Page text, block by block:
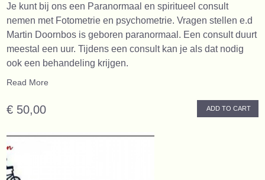
Je kunt bij ons een Paranormaal en spiritueel consult
nemen met Fotometrie en psychometrie. Vragen stellen e.d
Martin Doornbos is geboren paranormaal. Een consult duurt
meestal een uur. Tijdens een consult kan je als dat nodig
ook een behandeling krijgen.
Read More
€ 50,00 ADD TO CART